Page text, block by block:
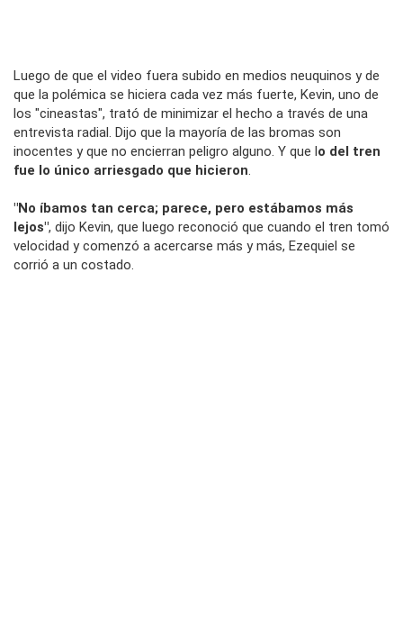
Luego de que el video fuera subido en medios neuquinos y de
que la polémica se hiciera cada vez más fuerte, Kevin, uno de
los "cineastas", trató de minimizar el hecho a través de una
entrevista radial. Dijo que la mayoría de las bromas son
inocentes y que no encierran peligro alguno. Y que lo del tren
fue lo único arriesgado que hicieron
"No íbamos tan cerca; parece, pero estábamos más
lejos", dijo Kevin, que luego reconoció que cuando el tren tomó
velocidad y comenzó a acercarse más y más, Ezequiel se
corrió a un costado.